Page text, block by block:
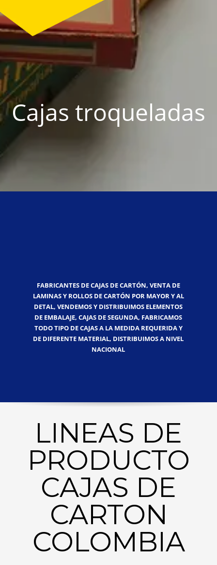
Cajas troqueladas
FABRICANTES DE CAJAS DE CARTÓN, VENTA DE
LAMINAS Y ROLLOS DE CARTÓN POR MAYOR Y AL
DETAL, VENDEMOS Y DISTRIBUIMOS ELEMENTOS
DE EMBALAJE, CAJAS DE SEGUNDA, FABRICAMOS
TODO TIPO DE CAJAS A LA MEDIDA REQUERIDA Y
DE DIFERENTE MATERIAL, DISTRIBUIMOS A NIVEL
NACIONAL
LINEAS DE
PRODUCTO
CAJAS DE
CARTON
COLOMBIA